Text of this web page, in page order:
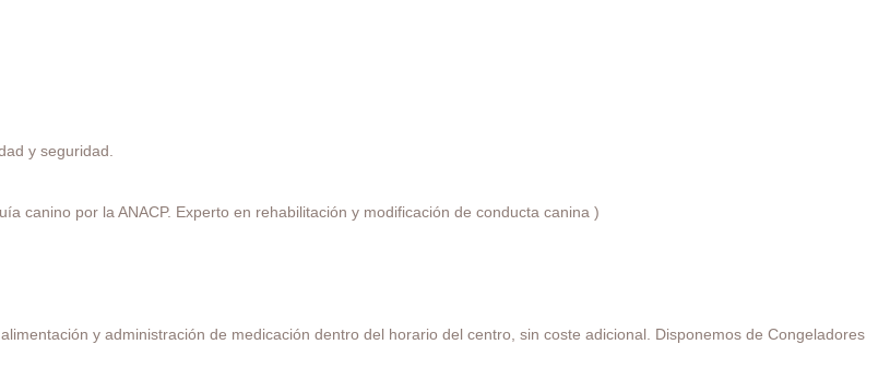
y seguridad.
canino por la ANACP. Experto en rehabilitación y modificación de conducta canina )
y administración de medicación dentro del horario del centro, sin coste adicional. Disponemos de Congeladores